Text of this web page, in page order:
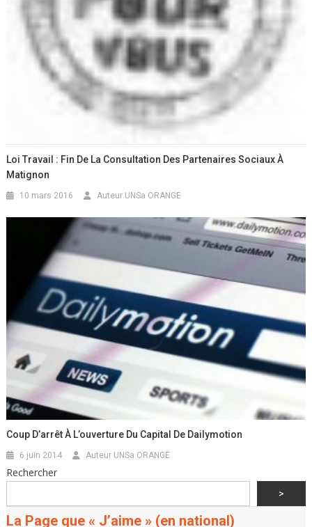
Loi Travail : Fin De La Consultation Des Partenaires Sociaux À
Matignon
10 mars 2016 Auteur UNSa ORANGE
Coup D’arrêt À L’ouverture Du Capital De Dailymotion
6 juin 2014 Auteur UNSa ORANGE
Rechercher
>
La Page que « J’aime » (en national)